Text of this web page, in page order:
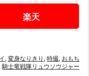
楽天
, 変身なりきり , 特撮, おもち
騎士竜戦隊リュウソウジャー